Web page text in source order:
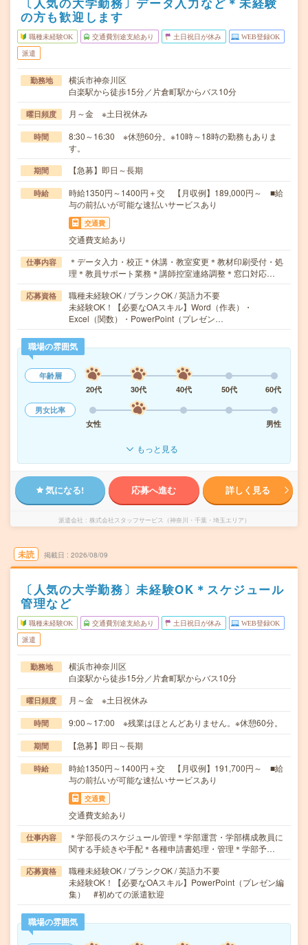
の方も歓迎します
職種未経験OK 交通費別途支給あり 土日祝日が休み WEB登録OK
派遣
勤務地
横浜市神奈川区
白楽駅から徒歩15分／片倉町駅からバス10分
曜日頻度 月～金 ※土日祝休み
時間
8:30～16:30 ※休憩60分。※10時～18時の勤務もありま
す。
期間 【急募】即日～長期
時給
時給1350円～1400円＋交 【月収例】189,000円～ ■給
与の前払いが可能な速払いサービスあり
交通費
交通費支給あり
仕事内容
＊データ入力・校正＊休講・教室変更＊教材印刷受付・処
理＊教員サポート業務＊講師控室連絡調整＊窓口対応…
応募資格
職種未経験OK / ブランクOK / 英語力不要
未経験OK！【必要なOAスキル】Word（作表）・
Excel（関数）・PowerPoint（プレゼン…
職場の雰囲気
年齢層
20代
30代 40代 50代
60代
男女比率
女性
男性
もっと見る
気になる! 応募へ進む 詳しく見る
派遣会社 株式会社スタッフサービス（神奈川・千葉・埼玉エリア）
未読 掲載日 2026/08/09
〔人気の大学勤務〕未経験OK＊スケジュール
管理など
職種未経験OK 交通費別途支給あり 土日祝日が休み WEB登録OK
派遣
勤務地
横浜市神奈川区
白楽駅から徒歩15分／片倉町駅からバス10分
曜日頻度 月～金 ※土日祝休み
時間 9:00～17:00 ※残業はほとんどありません。※休憩60分。
期間 【急募】即日～長期
時給
時給1350円～1400円＋交 【月収例】191,700円～ ■給
与の前払いが可能な速払いサービスあり
交通費
交通費支給あり
仕事内容
＊学部長のスケジュール管理＊学部運営・学部構成教員に
関する手続きや手配＊各種申請書処理・管理＊学部予…
応募資格
職種未経験OK / ブランクOK / 英語力不要
未経験OK！【必要なOAスキル】PowerPoint（プレゼン編
集） #初めての派遣歓迎
職場の雰囲気